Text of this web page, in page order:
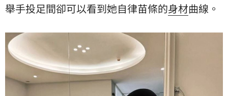
舉手投足間卻可以看到她自律苗條的身材曲線。